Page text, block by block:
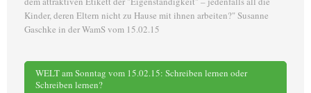
Kinder, deren Eltern nicht zu Hause mit ihnen arbeiten?" Susanne
Gaschke in der WamS vom 15.02.15
WELT am Sonntag vom 15.02.15: Schreiben lernen oder
Schreiben lernen?